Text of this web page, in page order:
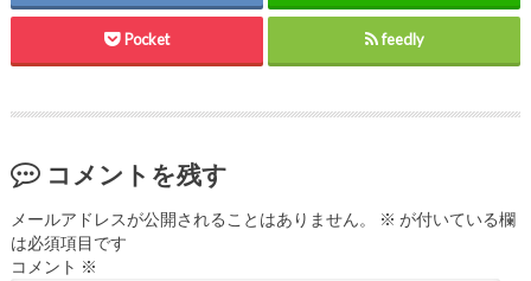
Pocket feedly
コメントを残す
メールアドレスが公開されることはありません。 ※ が付いている欄
は必須項目です
コメント ※